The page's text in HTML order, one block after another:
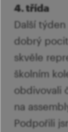
4. třída
Další
dobrý
skvěle
školním
obdivovali
na
Podpořili